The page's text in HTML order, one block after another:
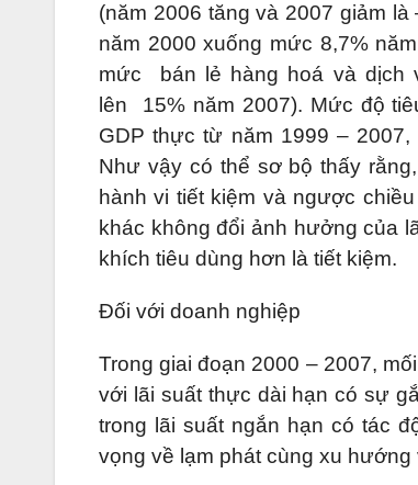
(năm 2006 tăng và 2007 giảm
năm 2000 xuống mức 8,7%
mức bán lẻ hàng hoá và dịch
lên 15% năm 2007). Mức độ
GDP thực từ năm 1999 –
Như vậy có thể sơ bộ thấy
hành vi tiết kiệm và ngược
khác không đổi ảnh hưởng của
khích tiêu dùng hơn là tiết kiệm.
Đối với doanh nghiệp
Trong giai đoạn 2000 – 2007,
với lãi suất thực dài hạn có sự
trong lãi suất ngắn hạn có tác
vọng về lạm phát cùng xu